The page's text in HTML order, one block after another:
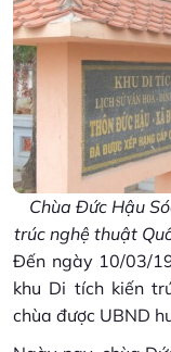
Chùa Đức Hậu
trúc nghệ thuật
Đến ngày 10/03/
khu Di tích kiến
chùa được UBND